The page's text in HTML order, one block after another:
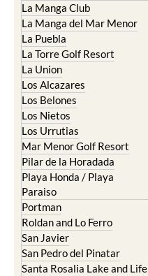
La Manga Club
La Manga del Mar Menor
La Puebla
La Torre Golf Resort
La Union
Los Alcazares
Los Belones
Los Nietos
Los Urrutias
Mar Menor Golf Resort
Pilar de la Horadada
Playa Honda / Playa
Paraiso
Portman
Roldan and Lo Ferro
San Javier
San Pedro del Pinatar
Santa Rosalia Lake and Life